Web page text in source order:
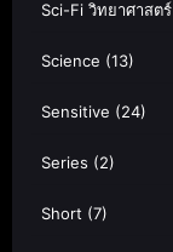
Sci-Fi วิทยาศาสตร์
Science (13)
Sensitive (24)
Series (2)
Short (7)